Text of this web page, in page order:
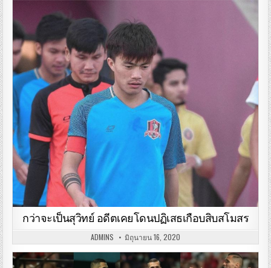
กว่าจะเป็นสุวิทย์ อดีตเคยโดนปฏิเสธเกือบสิบสโมสร
ADMINS มิถุนายน 16, 2020